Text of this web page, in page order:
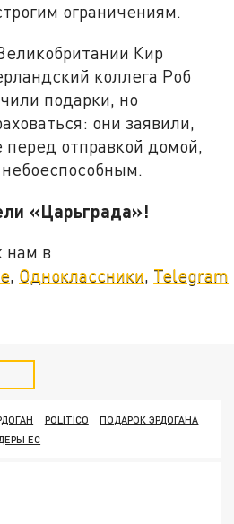
ограничениям.
Кир
коллега Роб
подарки, но
они заявили,
перед отправкой домой,
«Царьграда»!
нам в
, Одноклассники, Telegram
POLITICO
ПОДАРОК ЭРДОГАНА
ЕС